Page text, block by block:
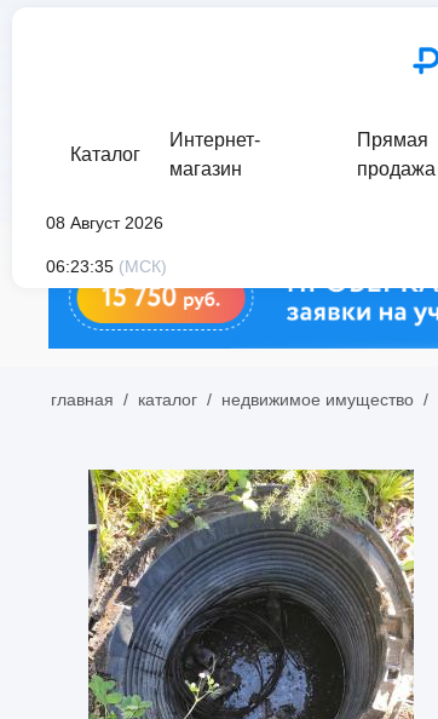
Каталог
Интернет-
магазин
Прямая
продажа
08 Август 2026
06:23:35 (МСК)
главная / каталог / недвижимое имущество /